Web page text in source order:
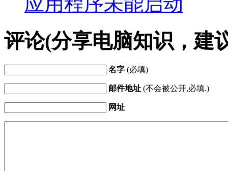
评论(分享电脑知识，建
名字 (必填)
邮件地址 (不会被公开,必填.)
网址